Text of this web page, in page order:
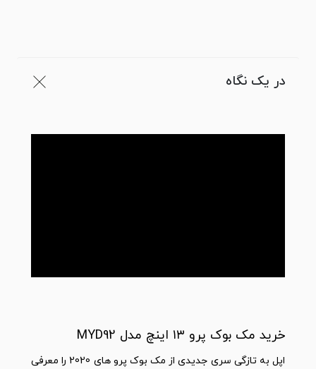
در یک نگاه
خرید مک بوک پرو ۱۳ اینچ مدل MYD92
اپل به تازگی سری جدیدی از مک بوک پرو های 2020 را معرفی